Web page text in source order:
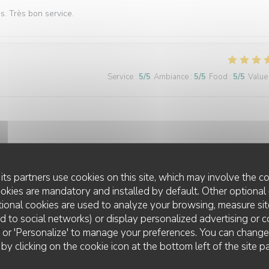
partners use cookies on this site, which may involve the
are mandatory and installed by default. Other optional
cookies are used to analyze your browsing, measure
to social networks) or display personalized advertising or
'Personalize' to manage your preferences. You can
clicking on the cookie icon at the bottom left of the site
Très bon service.
Service : 5/5 Ambiance : 5/5 Food : 5/5 Value
Service: 5/5 Ambiance: 5/5 Food:5/5 Value
Service: 5/5 Ambiance: 5/5 Food: 5/5 Value